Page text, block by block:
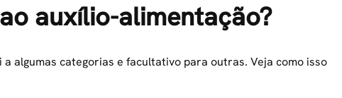
auxílio-alimentação?
algumas categorias e facultativo para outras. Veja como isso